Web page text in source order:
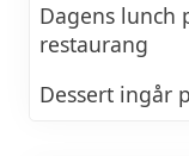
Dagens lunch
restaurang
Dessert ingår